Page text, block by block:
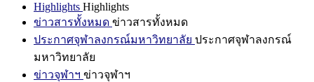
Highlights Highlights
ข่าวสารทั้งหมด ข่าวสารทั้งหมด
ประกาศจุฬาลงกรณ์มหาวิทยาลัย ประกาศจุฬาลงกรณ์
มหาวิทยาลัย
ข่าวจุฬาฯ ข่าวจุฬาฯ